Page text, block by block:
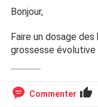
Bonjour,
Faire un dosage
grossesse évolutive
Commenter